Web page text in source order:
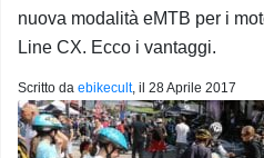
nuova modalità eMTB per i
Line CX. Ecco i vantaggi.
Scritto da ebikecult, il 28 Aprile 2017